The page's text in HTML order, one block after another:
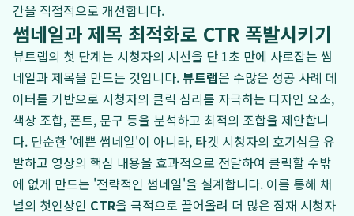
간을 직접적으로 개선합니다.
썸네일과 제목 최적화로 CTR 폭발시키기
뷰트랩의 첫 단계는 시청자의 시선을 단 1초 만에 사로잡는 썸
네일과 제목을 만드는 것입니다.뷰트랩은 수많은 성공 사례 데
이터를 기반으로 시청자의 클릭 심리를 자극하는 디자인 요소,
색상 조합, 폰트, 문구 등을 분석하고 최적의 조합을 제안합니
다. 단순한 '예쁜 썸네일'이 아니라, 타겟 시청자의 호기심을 유
발하고 영상의 핵심 내용을 효과적으로 전달하여 클릭할 수밖
에 없게 만드는 '전략적인 썸네일'을 설계합니다. 이를 통해 채
널의 첫인상인 CTR을 극적으로 끌어올려 더 많은 잠재 시청자